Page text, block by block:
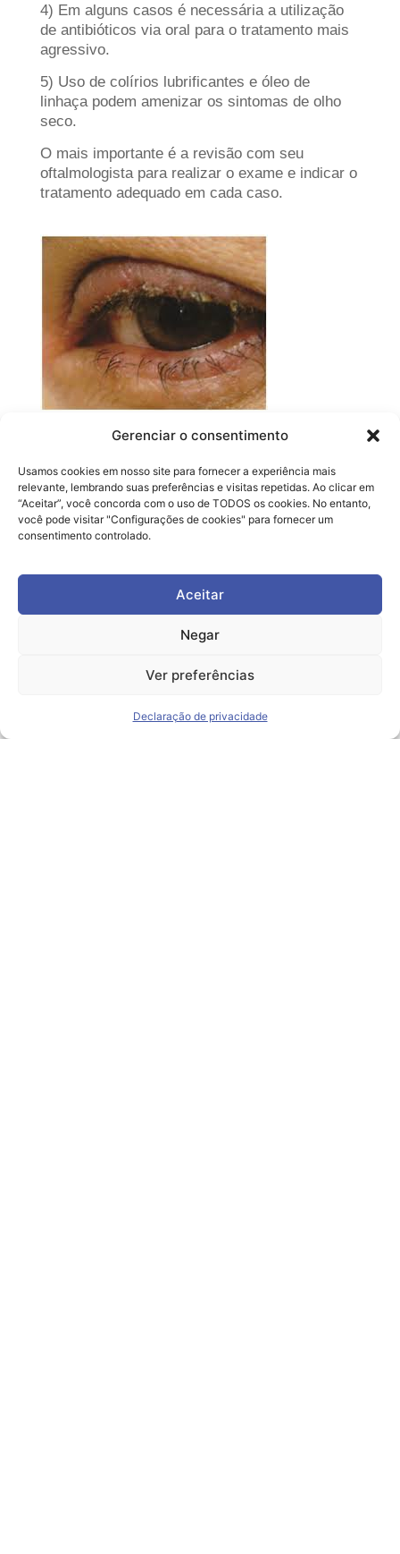
Gerenciar o consentimento
Usamos cookies em nosso site para fornecer a experiência mais
relevante, lembrando suas preferências e visitas repetidas. Ao clicar em
“Aceitar”, você concorda com o uso de TODOS os cookies. No entanto,
você pode visitar "Configurações de cookies" para fornecer um
consentimento controlado.
Aceitar
Negar
Ver preferências
Declaração de privacidade
4) Em alguns casos é necessária a utilização
de antibióticos via oral para o tratamento mais
agressivo.
5) Uso de colírios lubrificantes e óleo de
linhaça podem amenizar os sintomas de olho
seco.
O mais importante é a revisão com seu
oftalmologista para realizar o exame e indicar o
tratamento adequado em cada caso.
Dr. Daniel Kamlot (CRM: 137622-SP, RQE:
Artigos Clok